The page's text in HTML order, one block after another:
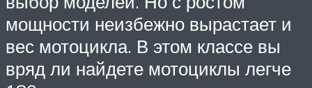
мощности неизбежно вырастает и
вес мотоцикла. В этом классе вы
вряд ли найдете мотоциклы легче